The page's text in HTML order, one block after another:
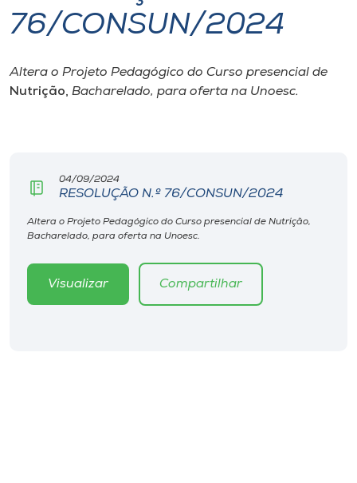
I.nova
Diplomados
CPA
Biblioteca
Editora
76/CONSUN/2024
Altera o Projeto Pedagógico do Curso presencial de
Nutrição, Bacharelado, para oferta na Unoesc.
04/09/2024
RESOLUÇÃO N.º 76/CONSUN/2024
Altera o Projeto Pedagógico do Curso presencial de Nutrição,
Bacharelado, para oferta na Unoesc.
Visualizar Compartilhar